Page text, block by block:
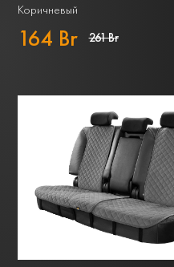
Коричневый
164 Br 261 Br